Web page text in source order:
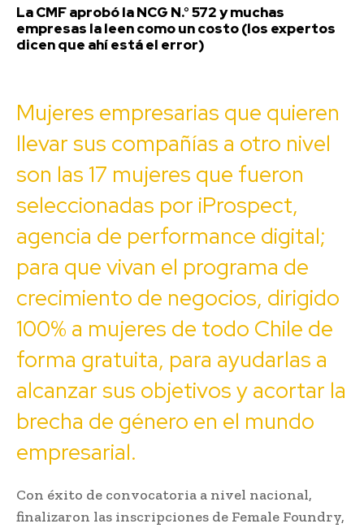
La CMF aprobó la NCG N.° 572 y muchas
empresas la leen como un costo (los expertos
dicen que ahí está el error)
Mujeres empresarias que quieren
llevar sus compañías a otro nivel
son las 17 mujeres que fueron
seleccionadas por iProspect,
agencia de performance digital;
para que vivan el programa de
crecimiento de negocios, dirigido
100% a mujeres de todo Chile de
forma gratuita, para ayudarlas a
alcanzar sus objetivos y acortar la
brecha de género en el mundo
empresarial.
Con éxito de convocatoria a nivel nacional,
finalizaron las inscripciones de Female Foundry,